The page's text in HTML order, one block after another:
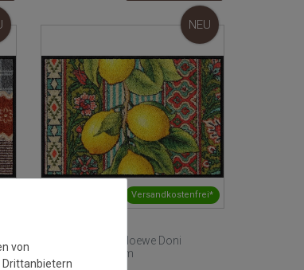
Versandkostenfrei*
NEU
Fussmatte Salonloewe Doni
Preziosi 40x60 cm
von
Drittanbietern